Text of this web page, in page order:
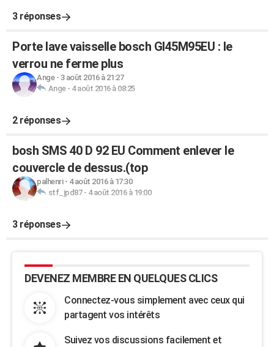
3 réponses
Porte lave vaisselle bosch GI45M95EU : le
verrou ne ferme plus
Ange- 3 août 2016 à 21:27
Ange- 4 août 2016 à 08:25
2 réponses
bosh SMS 40 D 92 EU Comment enlever le
couvercle de dessus.(top
palhenri- 4 août 2016 à 17:30
stf_jpd87- 4 août 2016 à 19:00
3 réponses
DEVENEZ MEMBRE EN QUELQUES CLICS
Connectez-vous simplement avec ceux qui
partagent vos intérêts
Suivez vos discussions facilement et